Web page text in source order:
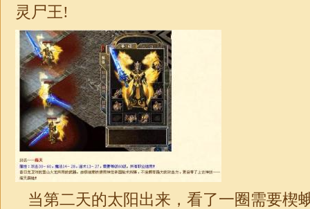
灵尸王!
当第二天的太阳出来，看了一圈需要楔